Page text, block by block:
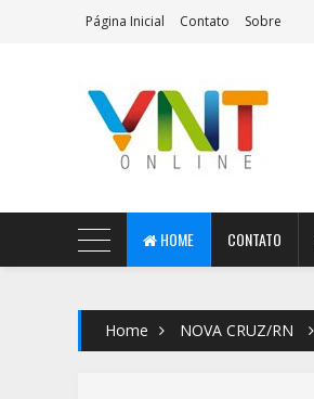
Página Inicial Contato Sobre
AeroMag Blogger Template
HOME CONTATO
Home NOVA CRUZ/RN